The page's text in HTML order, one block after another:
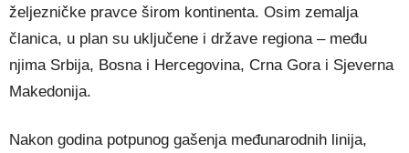
željezničke pravce širom kontinenta. Osim zemalja
članica, u plan su uključene i države regiona – među
njima Srbija, Bosna i Hercegovina, Crna Gora i Sjeverna
Makedonija.
Nakon godina potpunog gašenja međunarodnih linija,